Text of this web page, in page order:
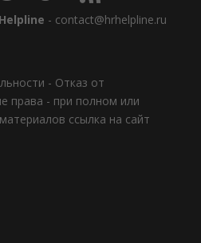
- contact@hrhelpline.ru
- Отказ от
права - при полном или
ссылка на сайт